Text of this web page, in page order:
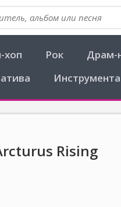
хоп Рок Драм-
Rising